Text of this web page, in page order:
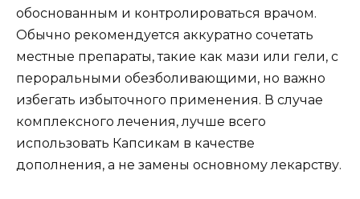
обоснованным и контролироваться врачом.
Обычно рекомендуется аккуратно сочетать
местные препараты, такие как мази или гели, с
пероральными обезболивающими, но важно
избегать избыточного применения. В случае
комплексного лечения, лучше всего
использовать Капсикам в качестве
дополнения, а не замены основному лекарству.